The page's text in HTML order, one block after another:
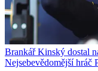
Brankář Kinský dostal
Nejsebevědomější hráč